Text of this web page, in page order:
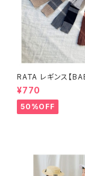
RATA レギンス【
¥770
50%OFF